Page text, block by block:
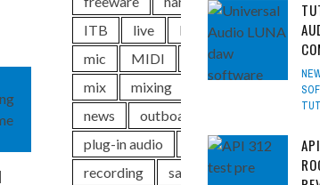
ITB
live Luca Pilla
mic
MIDI Midi Music
mix
mixing
music
news
outboard
plug-in audio
pro producer
recording
sale
sample library